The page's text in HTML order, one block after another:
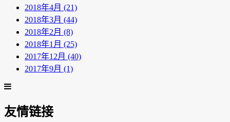
2018年4月 (21)
2018年3月 (44)
2018年2月 (8)
2018年1月 (25)
2017年12月 (40)
2017年9月 (1)
友情链接